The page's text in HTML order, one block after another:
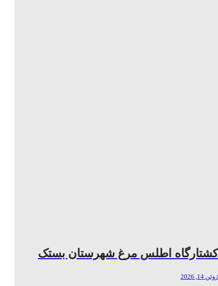
کشتارگاه اطلس مرغ شهرستان بستک
ژوئن 14, 2026